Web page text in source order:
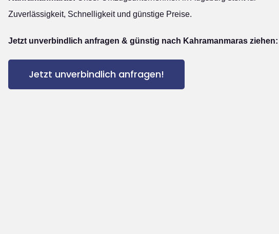
Zuverlässigkeit, Schnelligkeit und günstige Preise.
Jetzt unverbindlich anfragen & günstig nach Kahramanmaras ziehen:
Jetzt unverbindlich anfragen!